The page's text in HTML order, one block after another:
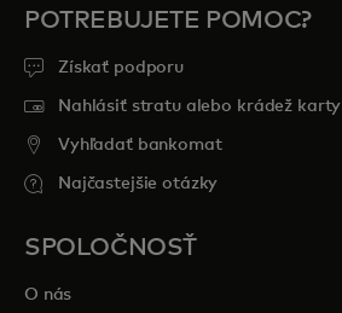
POTREBUJETE POMOC?
Získať podporu
Nahlásiť stratu alebo krádež karty
Vyhľadať bankomat
Najčastejšie otázky
SPOLOČNOSŤ
O nás